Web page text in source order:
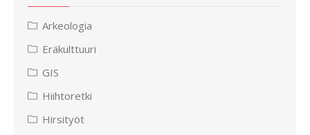
Arkeologia
Eräkulttuuri
GIS
Hiihtoretki
Hirsityöt